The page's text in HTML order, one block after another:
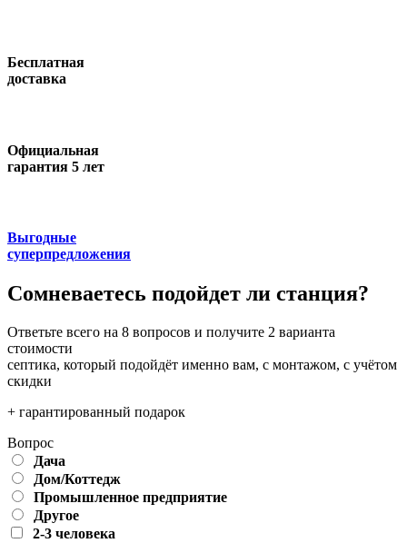
Бесплатная
доставка
Официальная
гарантия 5 лет
Выгодные
суперпредложения
Сомневаетесь подойдет ли станция?
Ответьте всего на 8 вопросов и получите 2 варианта
стоимости
септика, который подойдёт именно вам, с монтажом, с учётом
скидки
+ гарантированный подарок
Вопрос
Дача
Дом/Коттедж
Промышленное предприятие
Другое
2-3 человека